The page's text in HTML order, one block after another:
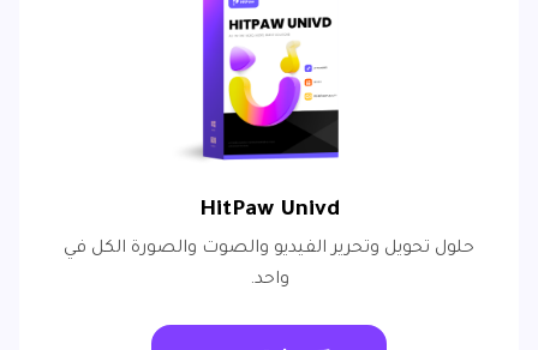
HitPaw Univd
حلول تحويل وتحرير الفيديو والصوت والصورة الكل في
واحد.